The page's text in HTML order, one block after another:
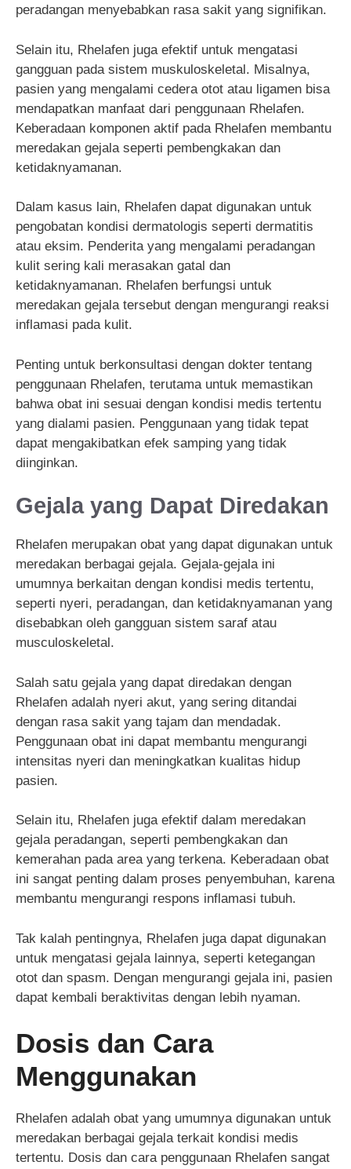
peradangan menyebabkan rasa sakit yang signifikan.
Selain itu, Rhelafen juga efektif untuk mengatasi
gangguan pada sistem muskuloskeletal. Misalnya,
pasien yang mengalami cedera otot atau ligamen bisa
mendapatkan manfaat dari penggunaan Rhelafen.
Keberadaan komponen aktif pada Rhelafen membantu
meredakan gejala seperti pembengkakan dan
ketidaknyamanan.
Dalam kasus lain, Rhelafen dapat digunakan untuk
pengobatan kondisi dermatologis seperti dermatitis
atau eksim. Penderita yang mengalami peradangan
kulit sering kali merasakan gatal dan
ketidaknyamanan. Rhelafen berfungsi untuk
meredakan gejala tersebut dengan mengurangi reaksi
inflamasi pada kulit.
Penting untuk berkonsultasi dengan dokter tentang
penggunaan Rhelafen, terutama untuk memastikan
bahwa obat ini sesuai dengan kondisi medis tertentu
yang dialami pasien. Penggunaan yang tidak tepat
dapat mengakibatkan efek samping yang tidak
diinginkan.
Gejala yang Dapat Diredakan
Rhelafen merupakan obat yang dapat digunakan untuk
meredakan berbagai gejala. Gejala-gejala ini
umumnya berkaitan dengan kondisi medis tertentu,
seperti nyeri, peradangan, dan ketidaknyamanan yang
disebabkan oleh gangguan sistem saraf atau
musculoskeletal.
Salah satu gejala yang dapat diredakan dengan
Rhelafen adalah nyeri akut, yang sering ditandai
dengan rasa sakit yang tajam dan mendadak.
Penggunaan obat ini dapat membantu mengurangi
intensitas nyeri dan meningkatkan kualitas hidup
pasien.
Selain itu, Rhelafen juga efektif dalam meredakan
gejala peradangan, seperti pembengkakan dan
kemerahan pada area yang terkena. Keberadaan obat
ini sangat penting dalam proses penyembuhan, karena
membantu mengurangi respons inflamasi tubuh.
Tak kalah pentingnya, Rhelafen juga dapat digunakan
untuk mengatasi gejala lainnya, seperti ketegangan
otot dan spasm. Dengan mengurangi gejala ini, pasien
dapat kembali beraktivitas dengan lebih nyaman.
Dosis dan Cara
Menggunakan
Rhelafen adalah obat yang umumnya digunakan untuk
meredakan berbagai gejala terkait kondisi medis
tertentu. Dosis dan cara penggunaan Rhelafen sangat